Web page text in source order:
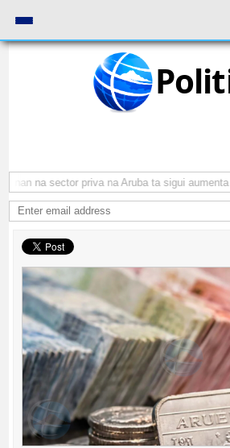
na sector priva na Aruba ta sigui aumenta